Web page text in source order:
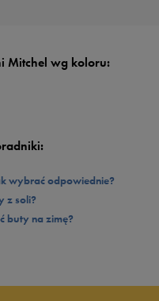
jakości surowców
kroku. W kilku miejscach cholewki
marką. Nie zwlekaj i już dziś kup
Mitchel wg koloru:
wybrać odpowiednie?
z soli?
buty na zimę?